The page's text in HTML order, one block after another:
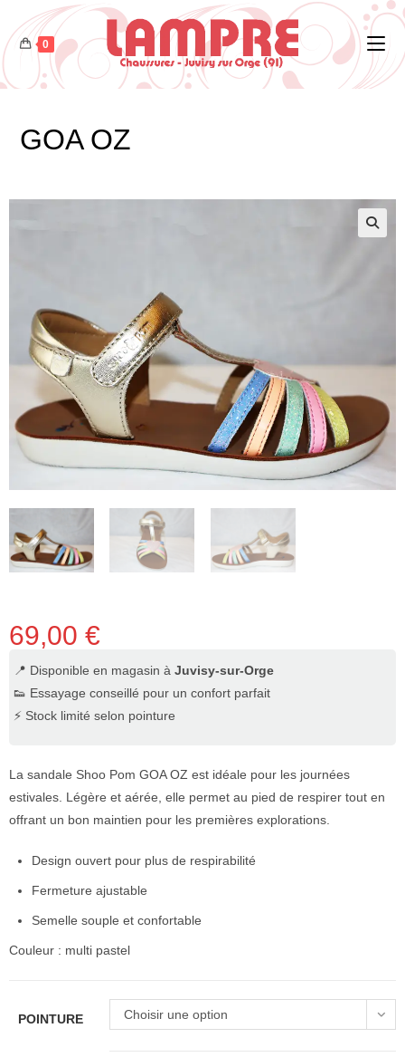
0
GOA OZ
69,00 €
📍 Disponible en magasin à Juvisy-sur-Orge
👟 Essayage conseillé pour un confort parfait
⚡ Stock limité selon pointure
La sandale Shoo Pom GOA OZ est idéale pour les journées
estivales. Légère et aérée, elle permet au pied de respirer tout en
offrant un bon maintien pour les premières explorations.
Design ouvert pour plus de respirabilité
Fermeture ajustable
Semelle souple et confortable
Couleur : multi pastel
POINTURE Choisir une option